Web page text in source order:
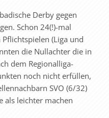
Derby gegen
Schon 24(!)-mal
(Liga und
die Nullachter die in
dem Regionalliga-
noch nicht erfüllen,
SVO (6/32)
als leichter machen